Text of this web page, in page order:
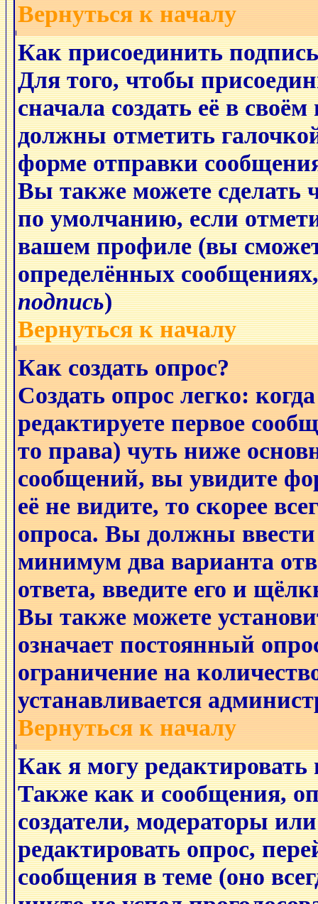
Вернуться к началу
Как присоединить
Для того, чтобы
сначала создать её в
должны отметить
форме отправки
Вы также можете сделать
по умолчанию, если
вашем профиле (вы
определённых
подпись)
Вернуться к началу
Как создать опрос?
Создать опрос легко:
редактируете первое
то права) чуть ниже
сообщений, вы увидите
её не видите, то скорее
опроса. Вы должны ввести
минимум два варианта
ответа, введите его и
Вы также можете
означает постоянный
ограничение на
устанавливается
Вернуться к началу
Как я могу редактировать
Также как и сообщения,
создатели, модераторы
редактировать опрос,
сообщения в теме (оно